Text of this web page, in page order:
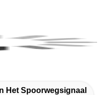
Het Spoorwegsignaal